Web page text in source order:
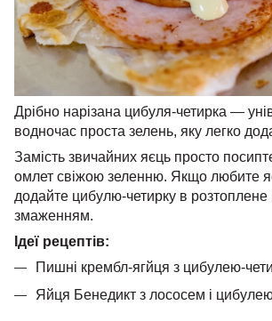
Дрібно нарізана цибуля-четирка —
водночас проста зелень, яку легко
Замість звичайних яєць просто
омлет свіжою зеленню. Якщо любите
додайте цибулю-четирку в
змаженням.
Ідеї ​​рецептів:
Пишні крембл-ягйця з цибулею-
Яйця Бенедикт з лососем і